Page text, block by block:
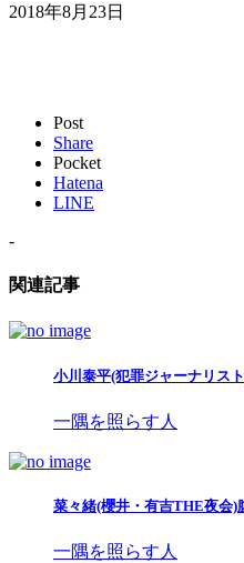
2018年8月23日
Post
Share
Pocket
Hatena
LINE
-
関連記事
小川泰平(犯罪ジャーナリス
一隅を照らす人
菜々緒(櫻井・有吉THE夜会)
一隅を照らす人